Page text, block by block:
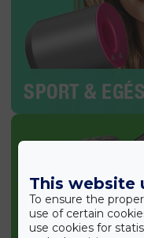
SPORT &
This website
To ensure the
use of certain
use cookies for